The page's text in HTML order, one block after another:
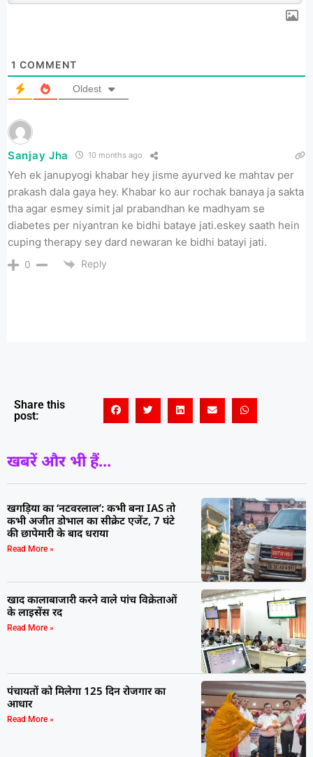
1 COMMENT
Oldest
Sanjay Jha 10 months ago
Yeh ek janupyogi khabar hey jisme ayurved ke mahtav per
prakash dala gaya hey. Khabar ko aur rochak banaya ja sakta
tha agar esmey simit jal prabandhan ke madhyam se
diabetes per niyantran ke bidhi bataye jati.eskey saath hein
cuping therapy sey dard newaran ke bidhi batayi jati.
0 Reply
Share this
post:
खबरें और भी हैं...
खगड़िया का ‘नटवरलाल’: कभी बना IAS तो
कभी अजीत डोभाल का सीक्रेट एजेंट, 7 घंटे
की छापेमारी के बाद धराया
Read More »
खाद कालाबाजारी करने वाले पांच विक्रेताओं
के लाइसेंस रद
Read More »
पंचायतों को मिलेगा 125 दिन रोजगार का
आधार
Read More »